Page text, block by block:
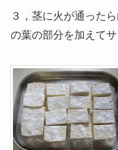
３，茎に火が通った
の葉の部分を加えて